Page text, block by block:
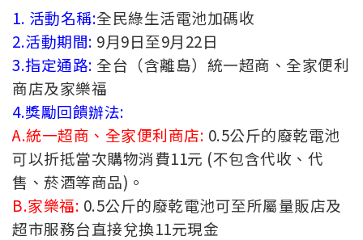
1. 活動名稱:全民綠生活電池加碼收
2.活動期間: 9月9日至9月22日
3.指定通路: 全台（含離島）統一超商、全家便利
商店及家樂福
4.獎勵回饋辦法:
A.統一超商、全家便利商店: 0.5公斤的廢乾電池
可以折抵當次購物消費11元 (不包含代收、代
售、菸酒等商品)。
B.家樂福: 0.5公斤的廢乾電池可至所屬量販店及
超市服務台直接兌換11元現金